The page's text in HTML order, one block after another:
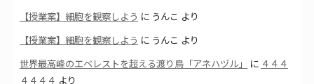
【授業案】細胞を観察しよう に うんこ より
【授業案】細胞を観察しよう に うんこ より
世界最高峰のエベレストを超える渡り鳥「アネハヅル」
に ４４４
４４４４ より